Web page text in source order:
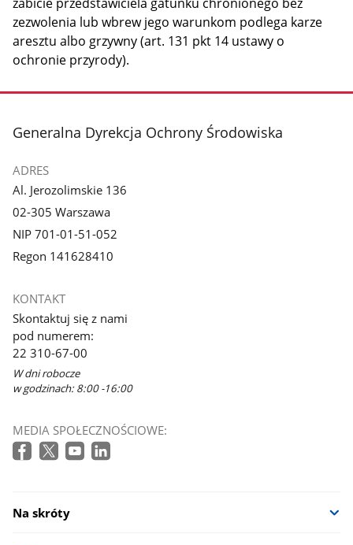
zezwolenia lub wbrew jego warunkom podlega karze
aresztu albo grzywny (art. 131 pkt 14 ustawy o
ochronie przyrody).
stopka
Generalna Dyrekcja Ochrony Środowiska
ADRES
Al. Jerozolimskie 136
02-305 Warszawa
NIP 701-01-51-052
Regon 141628410
KONTAKT
Skontaktuj się z nami
pod numerem:
22 310-67-00
W dni robocze
w godzinach: 8:00 -16:00
MEDIA SPOŁECZNOŚCIOWE:
Na skróty